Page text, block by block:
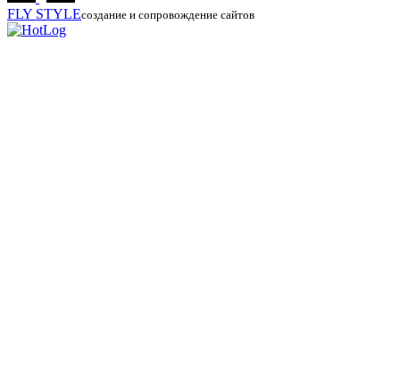
FLY STYLEсоздание и сопровождение сайтов